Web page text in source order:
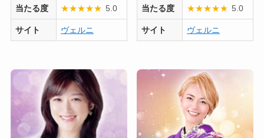
当たる度 ★★★★★ 5.0
サイト ヴェルニ
当たる度 ★★★★★ 5.0
サイト ヴェルニ